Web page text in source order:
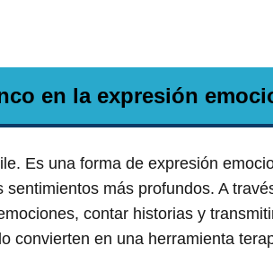
en la expresión
Es una forma de expresión
más profundos. A
contar historias y
convierten en una herramienta